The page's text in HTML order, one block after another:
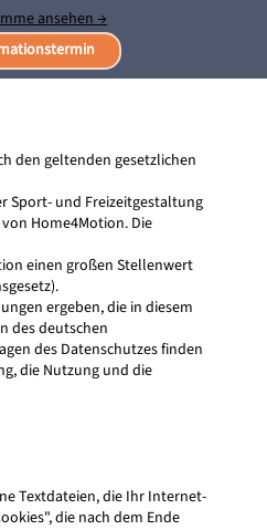
ansehen →
den geltenden gesetzlichen
Sport- und Freizeitgestaltung
Home4Motion. Die
einen großen Stellenwert
ergeben, die in diesem
des deutschen
des Datenschutzes finden
die Nutzung und die
Textdateien, die Ihr Internet-
die nach dem Ende